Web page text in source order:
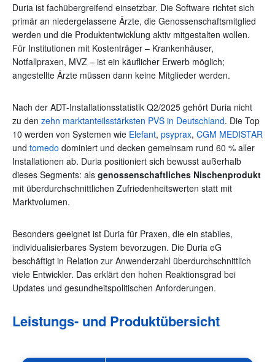
Duria ist fachübergreifend einsetzbar. Die Software richtet sich
primär an niedergelassene Ärzte, die Genossenschaftsmitglied
werden und die Produktentwicklung aktiv mitgestalten wollen.
Für Institutionen mit Kostenträger – Krankenhäuser,
Notfallpraxen, MVZ – ist ein käuflicher Erwerb möglich;
angestellte Ärzte müssen dann keine Mitglieder werden.
Nach der ADT-Installationsstatistik Q2/2025 gehört Duria nicht
zu den zehn marktanteilsstärksten PVS in Deutschland. Die Top
10 werden von Systemen wie Elefant, psyprax, CGM MEDISTAR
und tomedo dominiert und decken gemeinsam rund 60 % aller
Installationen ab. Duria positioniert sich bewusst außerhalb
dieses Segments: als genossenschaftliches Nischenprodukt
mit überdurchschnittlichen Zufriedenheitswerten statt mit
Marktvolumen.
Besonders geeignet ist Duria für Praxen, die ein stabiles,
individualisierbares System bevorzugen. Die Duria eG
beschäftigt in Relation zur Anwenderzahl überdurchschnittlich
viele Entwickler. Das erklärt den hohen Reaktionsgrad bei
Updates und gesundheitspolitischen Anforderungen.
Leistungs- und Produktübersicht